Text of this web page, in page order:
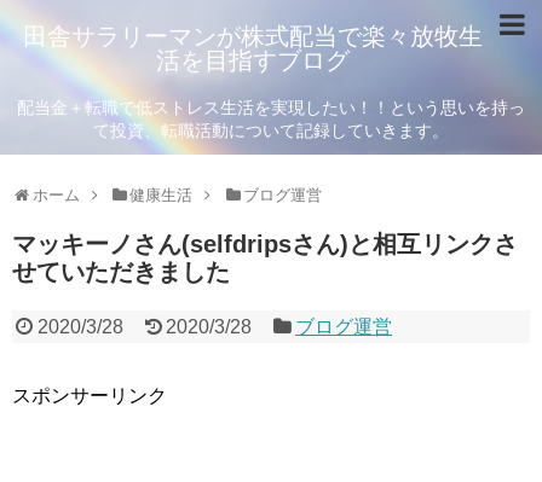
田舎サラリーマンが株式配当で楽々放牧生
活を目指すブログ
配当金＋転職で低ストレス生活を実現したい！！という思いを持っ
て投資、転職活動について記録していきます。
ホーム 健康生活 ブログ運営
マッキーノさん(selfdripsさん)と相互リンクさ
せていただきました
2020/3/28 2020/3/28 ブログ運営
スポンサーリンク